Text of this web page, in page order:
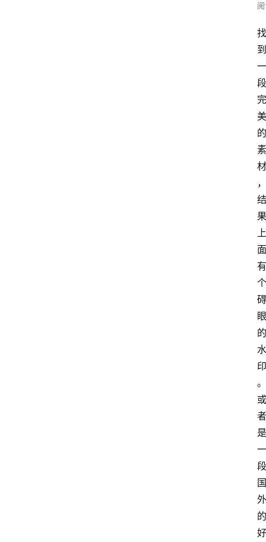
找
到
一
段
完
美
的
素
材
，
结
果
上
面
有
个
碍
眼
的
水
印
。
或
者
是
一
段
国
外
的
好